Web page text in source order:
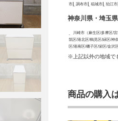
市
調布市 稲城市 狛江市
神奈川県・埼玉
川崎市（麻生区/多摩区/
筑区/港北区/鶴見区/緑区/神
区/港南区/磯子区/栄区/金沢区
※上記以外の地域で
商品の購入